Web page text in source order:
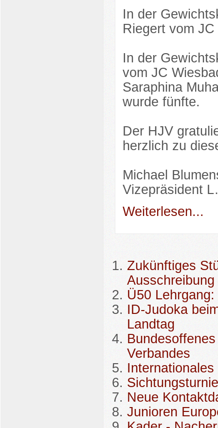
In der
Riegert vom
In der
vom JC
Saraphina
wurde fünfte.
Der HJV
herzlich zu
Michael
Vizepräsident
Weiterlesen...
Zukünftiges
Ausschreibung
Ü50
ID-Judoka
Landtag
Verbandes
Neue
Junioren